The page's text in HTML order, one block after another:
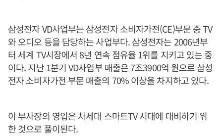
삼성전자 VD사업부는 삼성전자 소비자가전(CE)부문 중 TV
와 오디오 등을 담당하는 사업부다. 삼성전자는 2006년부
터 세계 TV시장에서 8년 연속 점유율 1위를 지키고 있는 중
이다. 지난 1분기 VD사업부 매출은 7조3900억 원으로 삼성
전자 소비자가전 부문 매출의 70% 이상을 차지하고 있다.
이 부사장의 영입은 차세대 스마트TV 시대에 대비하기 위
한 것으로 풀이된다.